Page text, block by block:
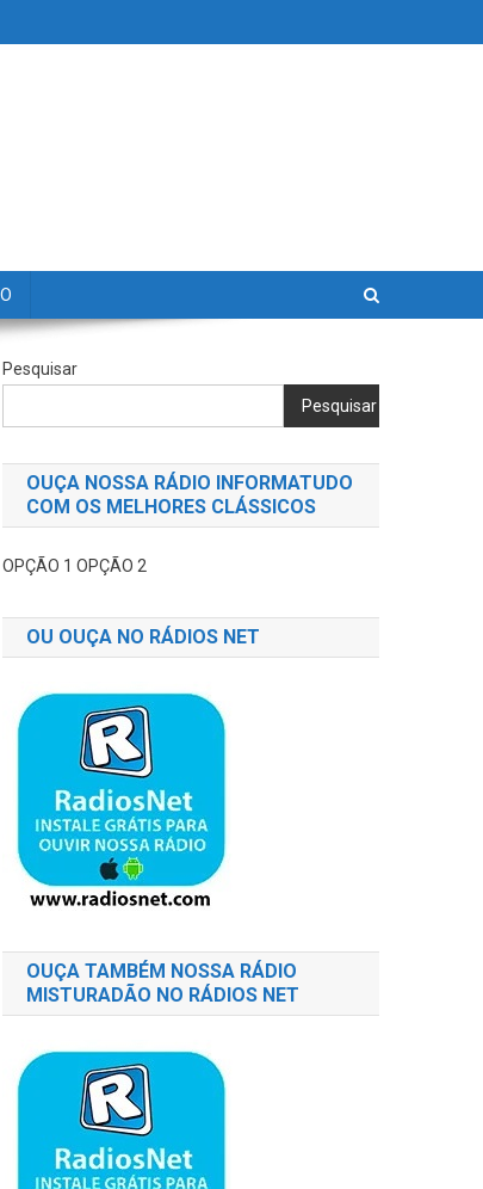
Pesquisar
Pesquisar
OUÇA NOSSA RÁDIO INFORMATUDO
COM OS MELHORES CLÁSSICOS
OPÇÃO 1OPÇÃO 2
OU OUÇA NO RÁDIOS NET
OUÇA TAMBÉM NOSSA RÁDIO
MISTURADÃO NO RÁDIOS NET